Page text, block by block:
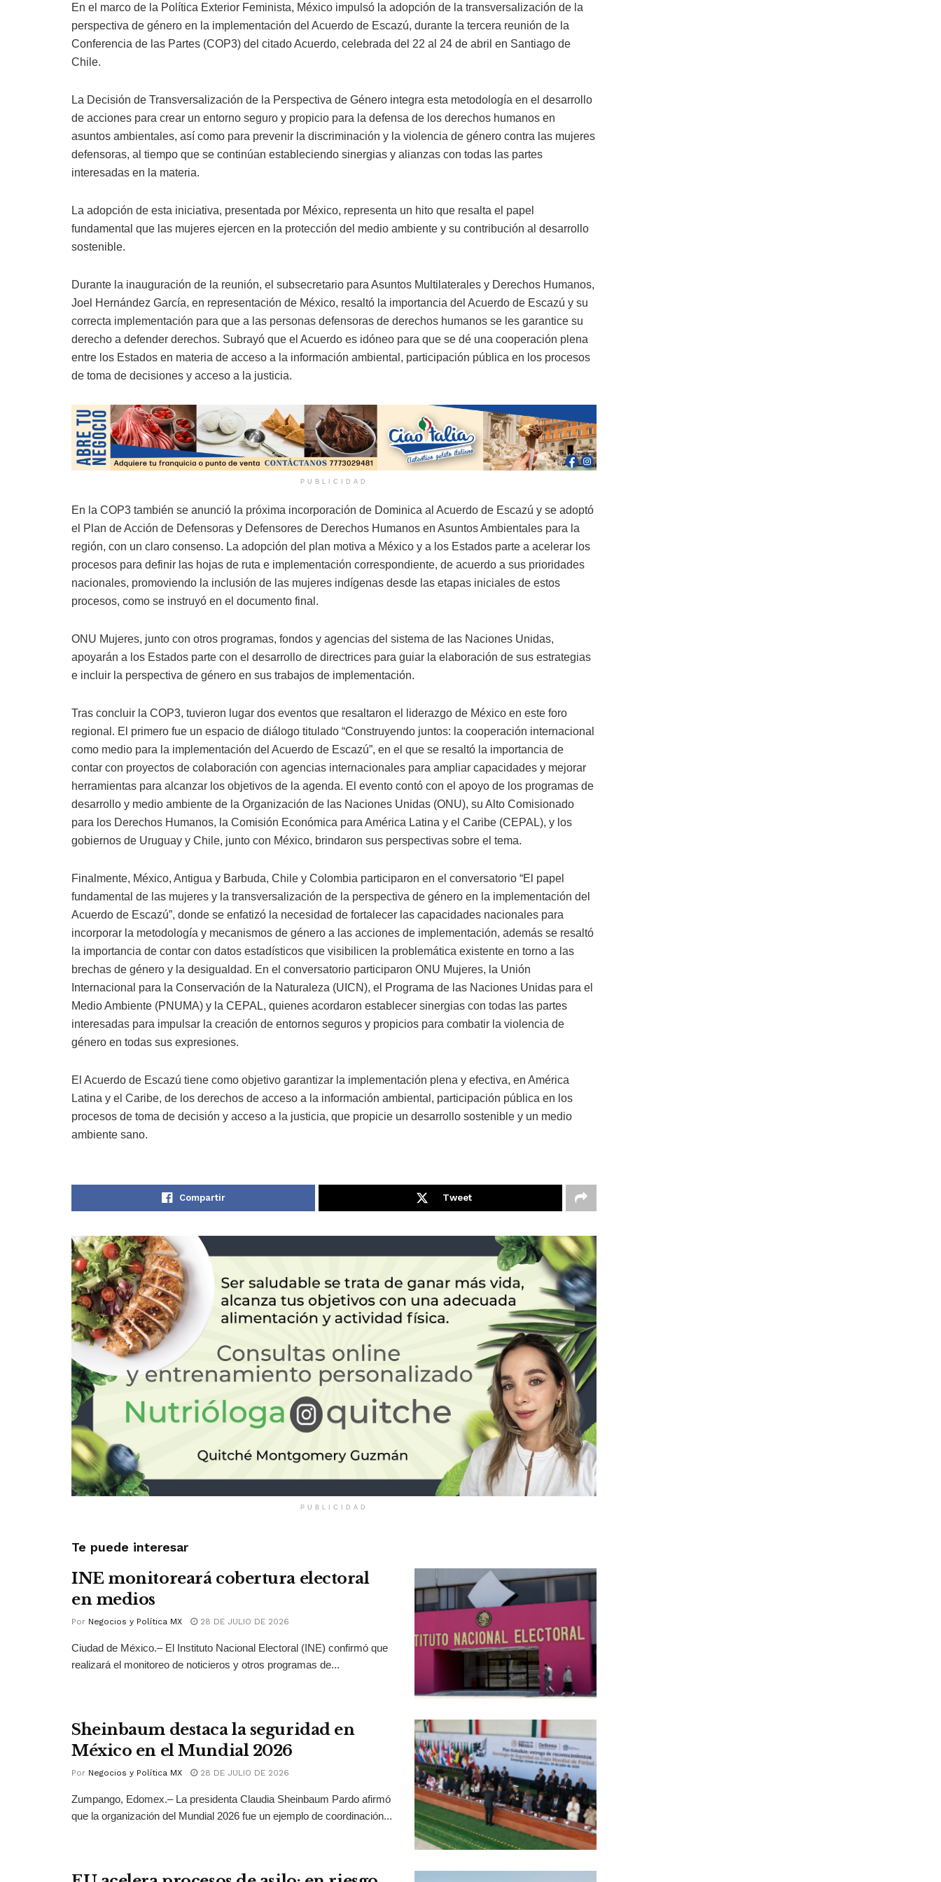
En el marco de la Política Exterior Feminista, México impulsó la adopción de la transversalización de la
perspectiva de género en la implementación del Acuerdo de Escazú, durante la tercera reunión de la
Conferencia de las Partes (COP3) del citado Acuerdo, celebrada del 22 al 24 de abril en Santiago de
Chile.
La Decisión de Transversalización de la Perspectiva de Género integra esta metodología en el desarrollo
de acciones para crear un entorno seguro y propicio para la defensa de los derechos humanos en
asuntos ambientales, así como para prevenir la discriminación y la violencia de género contra las mujeres
defensoras, al tiempo que se continúan estableciendo sinergias y alianzas con todas las partes
interesadas en la materia.
La adopción de esta iniciativa, presentada por México, representa un hito que resalta el papel
fundamental que las mujeres ejercen en la protección del medio ambiente y su contribución al desarrollo
sostenible.
Durante la inauguración de la reunión, el subsecretario para Asuntos Multilaterales y Derechos Humanos,
Joel Hernández García, en representación de México, resaltó la importancia del Acuerdo de Escazú y su
correcta implementación para que a las personas defensoras de derechos humanos se les garantice su
derecho a defender derechos. Subrayó que el Acuerdo es idóneo para que se dé una cooperación plena
entre los Estados en materia de acceso a la información ambiental, participación pública en los procesos
de toma de decisiones y acceso a la justicia.
PUBLICIDAD
En la COP3 también se anunció la próxima incorporación de Dominica al Acuerdo de Escazú y se adoptó
el Plan de Acción de Defensoras y Defensores de Derechos Humanos en Asuntos Ambientales para la
región, con un claro consenso. La adopción del plan motiva a México y a los Estados parte a acelerar los
procesos para definir las hojas de ruta e implementación correspondiente, de acuerdo a sus prioridades
nacionales, promoviendo la inclusión de las mujeres indígenas desde las etapas iniciales de estos
procesos, como se instruyó en el documento final.
ONU Mujeres, junto con otros programas, fondos y agencias del sistema de las Naciones Unidas,
apoyarán a los Estados parte con el desarrollo de directrices para guiar la elaboración de sus estrategias
e incluir la perspectiva de género en sus trabajos de implementación.
Tras concluir la COP3, tuvieron lugar dos eventos que resaltaron el liderazgo de México en este foro
regional. El primero fue un espacio de diálogo titulado “Construyendo juntos: la cooperación internacional
como medio para la implementación del Acuerdo de Escazú”, en el que se resaltó la importancia de
contar con proyectos de colaboración con agencias internacionales para ampliar capacidades y mejorar
herramientas para alcanzar los objetivos de la agenda. El evento contó con el apoyo de los programas de
desarrollo y medio ambiente de la Organización de las Naciones Unidas (ONU), su Alto Comisionado
para los Derechos Humanos, la Comisión Económica para América Latina y el Caribe (CEPAL), y los
gobiernos de Uruguay y Chile, junto con México, brindaron sus perspectivas sobre el tema.
Finalmente, México, Antigua y Barbuda, Chile y Colombia participaron en el conversatorio “El papel
fundamental de las mujeres y la transversalización de la perspectiva de género en la implementación del
Acuerdo de Escazú”, donde se enfatizó la necesidad de fortalecer las capacidades nacionales para
incorporar la metodología y mecanismos de género a las acciones de implementación, además se resaltó
la importancia de contar con datos estadísticos que visibilicen la problemática existente en torno a las
brechas de género y la desigualdad. En el conversatorio participaron ONU Mujeres, la Unión
Internacional para la Conservación de la Naturaleza (UICN), el Programa de las Naciones Unidas para el
Medio Ambiente (PNUMA) y la CEPAL, quienes acordaron establecer sinergias con todas las partes
interesadas para impulsar la creación de entornos seguros y propicios para combatir la violencia de
género en todas sus expresiones.
El Acuerdo de Escazú tiene como objetivo garantizar la implementación plena y efectiva, en América
Latina y el Caribe, de los derechos de acceso a la información ambiental, participación pública en los
procesos de toma de decisión y acceso a la justicia, que propicie un desarrollo sostenible y un medio
ambiente sano.
Compartir Tweet
PUBLICIDAD
Te puede interesar
INE monitoreará cobertura electoral
en medios
Por Negocios y Política MX 28 DE JULIO DE 2026
Ciudad de México.– El Instituto Nacional Electoral (INE) confirmó que
realizará el monitoreo de noticieros y otros programas de...
Sheinbaum destaca la seguridad en
México en el Mundial 2026
Por Negocios y Política MX 28 DE JULIO DE 2026
Zumpango, Edomex.– La presidenta Claudia Sheinbaum Pardo afirmó
que la organización del Mundial 2026 fue un ejemplo de coordinación...